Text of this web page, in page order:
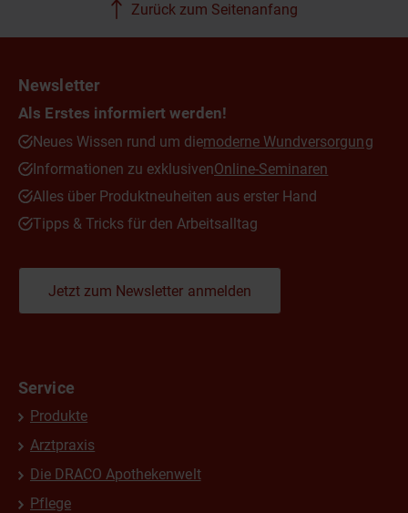
Zurück zum Seitenanfang
Newsletter
Als Erstes informiert werden!
Neues Wissen rund um diemoderne Wundversorgung
Informationen zu exklusivenOnline-Seminaren
Alles über Produktneuheiten aus erster Hand
Tipps & Tricks für den Arbeitsalltag
Jetzt zum Newsletter anmelden
Service
Produkte
Arztpraxis
Die DRACO Apothekenwelt
Pflege